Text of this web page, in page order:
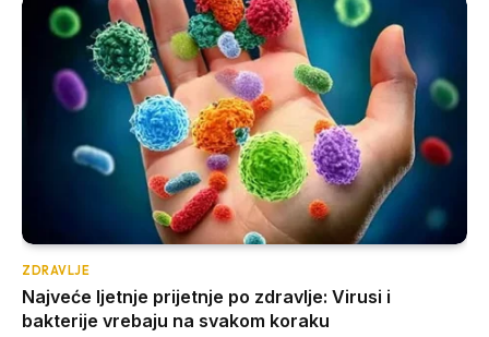
ZDRAVLJE
Najveće ljetnje prijetnje po zdravlje: Virusi i
bakterije vrebaju na svakom koraku